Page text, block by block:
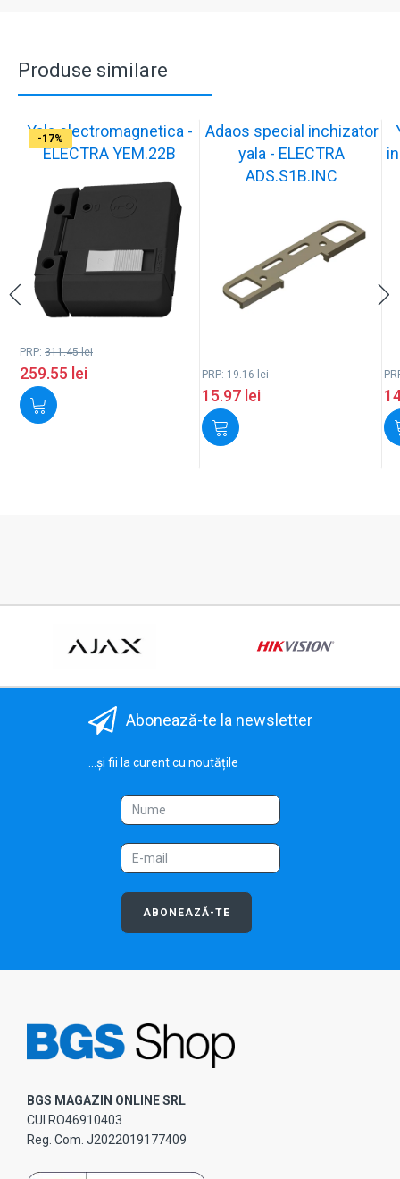
Produse similare
-17%
Yala electromagnetica -
ELECTRA YEM.22B
PRP: 311.45lei
259.55 lei
-17%
Adaos special inchizator
yala - ELECTRA
ADS.S1B.INC
PRP: 19.16lei
15.97 lei
-17%
-17%
-17%
-17%
-17%
-17%
-17%
-17%
Abonează-te la newsletter
...și fii la curent cu noutățile
ABONEAZĂ-TE
BGS MAGAZIN ONLINE SRL
CUI RO46910403
Reg. Com. J2022019177409